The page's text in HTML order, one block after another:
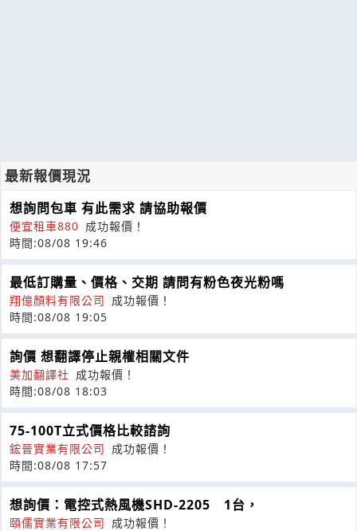
最新報價現況
想詢問包車 有此需求 請協助報價
便宜租車880 成功報價！
時間:08/08 19:46
最低訂購量、價格、交期 請問有粉色夜光粉嗎
翔億顏料有限公司 成功報價！
時間:08/08 19:05
詢價 想翻譯停止親權相關文件
美加翻譯社 成功報價！
時間:08/08 18:03
75-100T立式價格比較諮詢
鋐晉實業有限公司 成功報價！
時間:08/08 17:57
想詢價：電控式熱風機SHD-2205 1台，
頤儒實業有限公司 成功報價！